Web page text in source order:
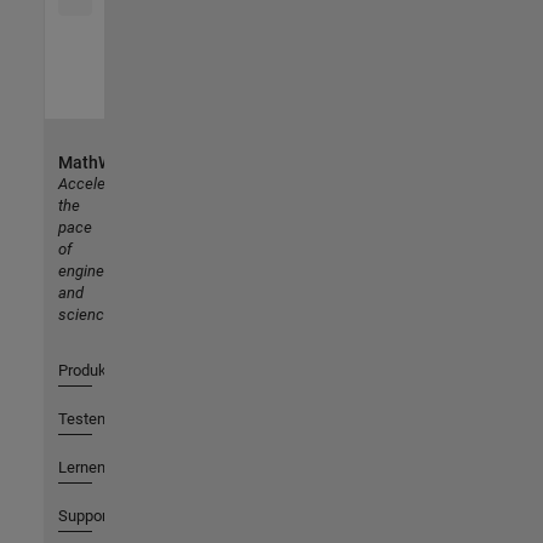
MathWorks
Accelerating
the
pace
of
engineering
and
science
Produkte
Testen oder Kaufen
Lernen
Support